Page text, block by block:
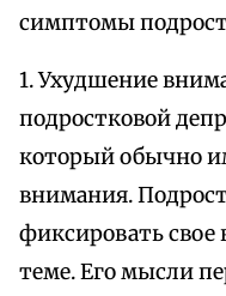
симптомы
1. Ухудшение
подростковой
который обычно
внимания.
фиксировать
теме. Его мысли